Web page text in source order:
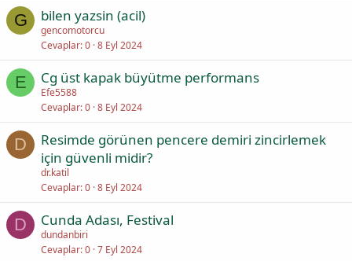
G bilen yazsin (acil)
gencomotorcu
Cevaplar 0 8 Eyl 2024
E Cg üst kapak büyütme performans
Efe5588
Cevaplar 0 8 Eyl 2024
D
Resimde görünen pencere demiri zincirlemek
için güvenli midir?
dr.katil
Cevaplar 0 8 Eyl 2024
D Cunda Adası, Festival
dundanbiri
Cevaplar 0 7 Eyl 2024